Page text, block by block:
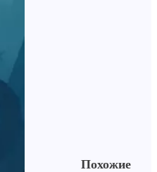
Похожие